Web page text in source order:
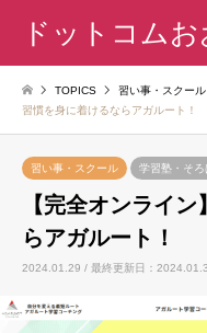
ドットコム
TOPICS 習い事・スクール
習慣を身に着けるならアガルート！
習い事・スクール 学習塾・そろ
【完全オンライ
らアガルート！
2024.01.29 / 最終更新日：